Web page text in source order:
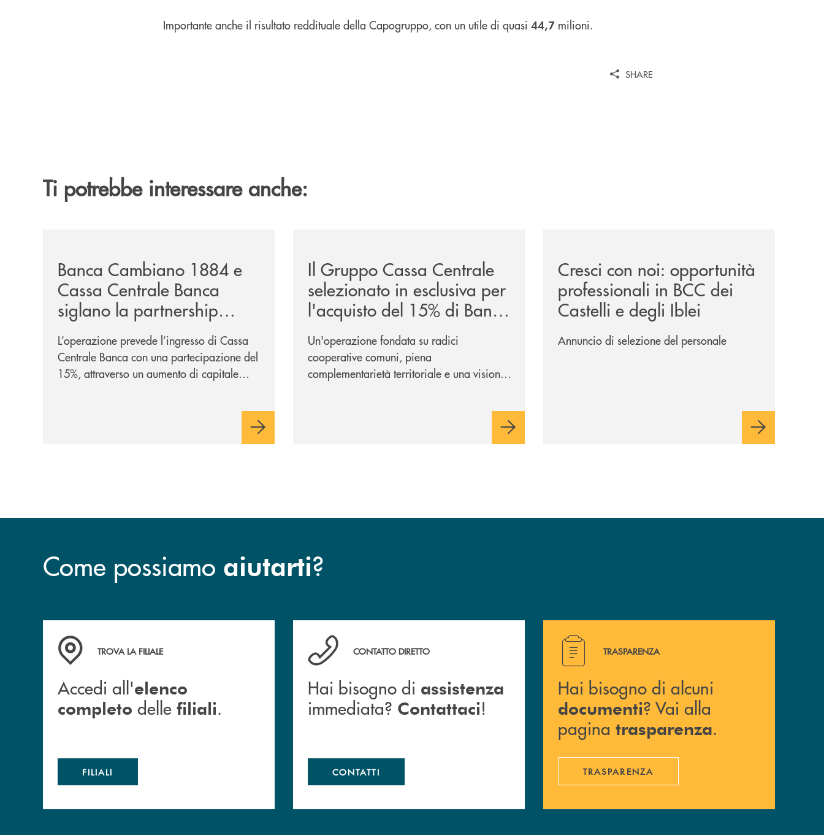
Importante anche il risultato reddituale della Capogruppo, con un utile di quasi 44,7 milioni.
SHARE
Ti potrebbe interessare anche:
Banca Cambiano 1884 e
Cassa Centrale Banca
siglano la partnership
strategica
L’operazione prevede l’ingresso di Cassa
Centrale Banca con una partecipazione del
15%, attraverso un aumento di capitale
sulla condivisione di valori comuni e sulla
prossimità ai territori, per ampliare l’offerta
Il Gruppo Cassa Centrale
selezionato in esclusiva per
l'acquisto del 15% di Banca
Cambiano 1884
Un'operazione fondata su radici
cooperative comuni, piena
complementarietà territoriale e una visione
Cresci con noi: opportunità
professionali in BCC dei
Castelli e degli Iblei
Annuncio di selezione del personale
Come possiamo aiutarti?
Accedi all' elenco completo delle filiali .
TROVA LA FILIALE
Accedi all'elenco
completo delle filiali.
FILIALI
Hai bisogno di assistenza immediata? Contattaci !
CONTATTO DIRETTO
Hai bisogno di assistenza
immediata? Contattaci!
CONTATTI
Hai bisogno di alcuni documenti ? Vai alla pagina
TRASPARENZA
Hai bisogno di alcuni
documenti? Vai alla
pagina trasparenza.
TRASPARENZA